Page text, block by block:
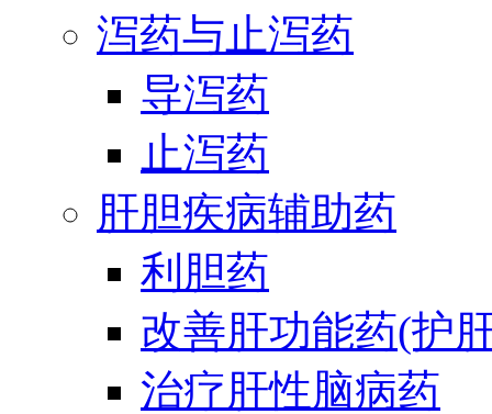
泻药与止泻药
导泻药
止泻药
肝胆疾病辅助药
利胆药
改善肝功能药(护
治疗肝性脑病药